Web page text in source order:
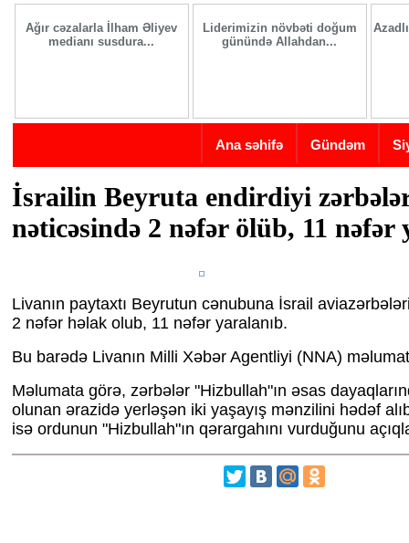
Skip to main content
Ağır cəzalarla İlham Əliyev
medianı susdura...
Liderimizin növbəti doğum
günündə Allahdan...
Ana səhifə Gündəm
İsrailin Beyruta endirdiyi
nəticəsində 2 nəfər ölüb, 11 nəfər
Livanın paytaxtı Beyrutun cənubuna İsrail
2 nəfər həlak olub, 11 nəfər yaralanıb.
Bu barədə Livanın Milli Xəbər Agentliyi (NNA)
Məlumata görə, zərbələr "Hizbullah"ın əsas
olunan ərazidə yerləşən iki yaşayış mənzilini hədəf
isə ordunun "Hizbullah"ın qərargahını vurduğunu